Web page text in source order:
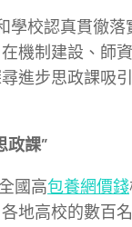
學校認真貫徹
機制建設、師
進步思政課吸
政課”
國高包養網價錢
地高校的數百